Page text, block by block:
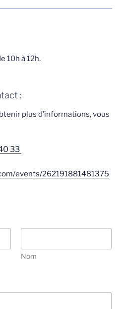
10h à 12h.
:
plus d’informations, vous
33
events/262191881481375
Nom